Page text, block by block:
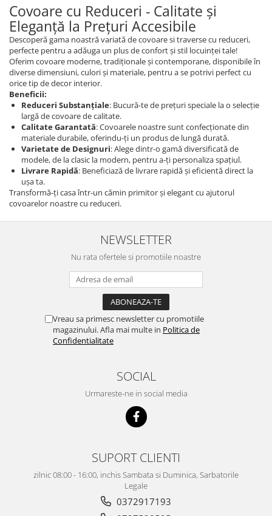
Covoare cu Reduceri - Calitate și
Eleganță la Prețuri Accesibile
Descoperă gama noastră variată de covoare si traverse cu reduceri,
perfecte pentru a adăuga un plus de confort și stil locuinței tale!
Oferim covoare moderne, tradiționale și contemporane, disponibile în
diverse dimensiuni, culori și materiale, pentru a se potrivi perfect cu
orice tip de decor interior.
Beneficii:
Reduceri Substanțiale: Bucură-te de prețuri speciale la o selecție
largă de covoare de calitate.
Calitate Garantată: Covoarele noastre sunt confecționate din
materiale durabile, oferindu-ți un produs de lungă durată.
Varietate de Designuri: Alege dintr-o gamă diversificată de
modele, de la clasic la modern, pentru a-ți personaliza spațiul.
Livrare Rapidă: Beneficiază de livrare rapidă și eficientă direct la
ușa ta.
Transformă-ți casa într-un cămin primitor și elegant cu ajutorul
covoarelor noastre cu reduceri.
NEWSLETTER
Nu rata ofertele si promotiile noastre
Vreau sa primesc newsletter cu promotiile
magazinului. Afla mai multe in Politica de
Confidentialitate
SOCIAL
Urmareste-ne in social media
SUPORT CLIENTI
zilnic 08:00 - 16:00, inchis Sambata si Duminica, Sarbatorile
Legale
0372917193